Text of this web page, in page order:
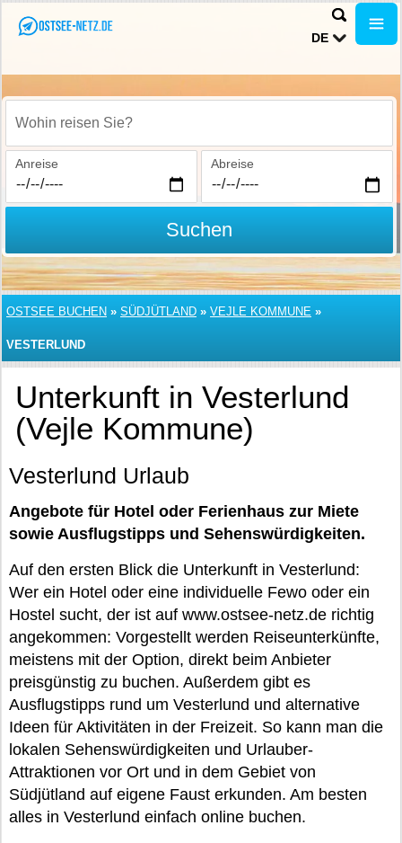
DE
Wohin reisen Sie?
Anreise Abreise
Suchen
OSTSEE BUCHEN » SÜDJÜTLAND » VEJLE KOMMUNE »
VESTERLUND
Unterkunft in Vesterlund
(Vejle Kommune)
Vesterlund Urlaub
Angebote für Hotel oder Ferienhaus zur Miete
sowie Ausflugstipps und Sehenswürdigkeiten.
Auf den ersten Blick die Unterkunft in Vesterlund:
Wer ein Hotel oder eine individuelle Fewo oder ein
Hostel sucht, der ist auf www.ostsee-netz.de richtig
angekommen: Vorgestellt werden Reiseunterkünfte,
meistens mit der Option, direkt beim Anbieter
preisgünstig zu buchen. Außerdem gibt es
Ausflugstipps rund um Vesterlund und alternative
Ideen für Aktivitäten in der Freizeit. So kann man die
lokalen Sehenswürdigkeiten und Urlauber-
Attraktionen vor Ort und in dem Gebiet von
Südjütland auf eigene Faust erkunden. Am besten
alles in Vesterlund einfach online buchen.